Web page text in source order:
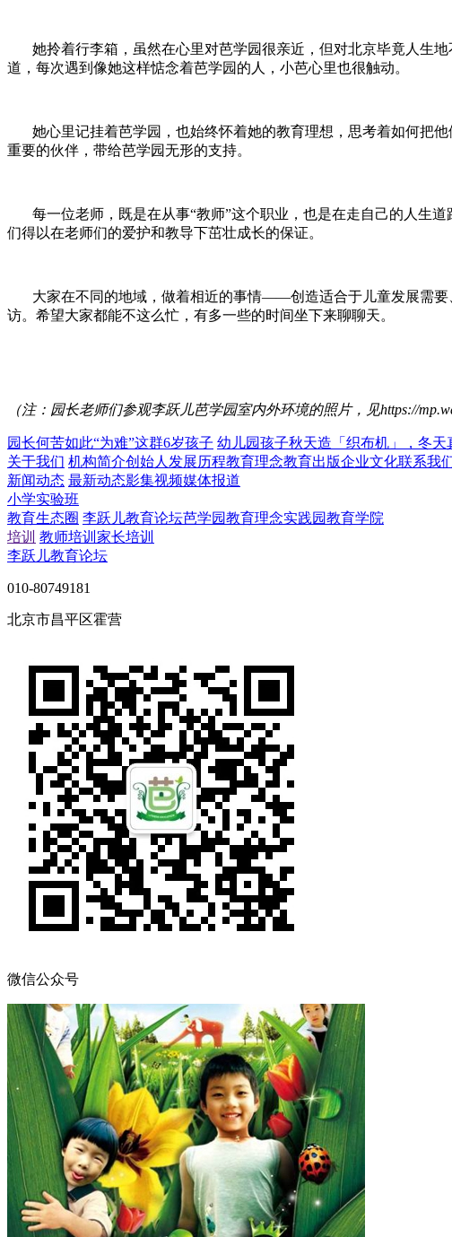
她拎着行李箱，虽然在心里对芭学园很亲近，但对北京毕竟人生地
道，每次遇到像她这样惦念着芭学园的人，小芭心里也很触动。
她心里记挂着芭学园，也始终怀着她的教育理想，思考着如何把他
重要的伙伴，带给芭学园无形的支持。
每一位老师，既是在从事“教师”这个职业，也是在走自己的人生道
们得以在老师们的爱护和教导下茁壮成长的保证。
大家在不同的地域，做着相近的事情——创造适合于儿童发展需要
访。希望大家都能不这么忙，有多一些的时间坐下来聊聊天。
（注：园长老师们参观李跃儿芭学园室内外环境的照片，见https://
园长何苦如此“为难”这群6岁孩子 幼儿园孩子秋天造「织布机」，冬天
关于我们 机构简介创始人 发展历程教育理念教育出版企业文化联系我
新闻动态 最新动态影集视频媒体报道
小学实验班
教育生态圈 李跃儿教育论坛芭学园教育理念实践园教育学院
培训 教师培训 家长培训
李跃儿教育论坛
010-80749181
北京市昌平区霍营
微信公众号